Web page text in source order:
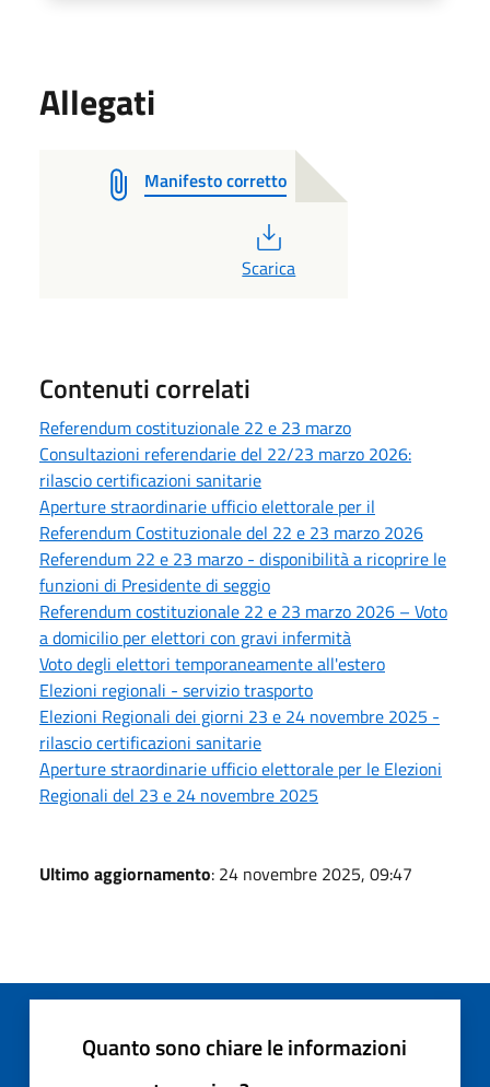
Allegati
Manifesto corretto
Scarica
Contenuti correlati
Referendum costituzionale 22 e 23 marzo
Consultazioni referendarie del 22/23 marzo 2026:
rilascio certificazioni sanitarie
Aperture straordinarie ufficio elettorale per il
Referendum Costituzionale del 22 e 23 marzo 2026
Referendum 22 e 23 marzo - disponibilità a ricoprire le
funzioni di Presidente di seggio
Referendum costituzionale 22 e 23 marzo 2026 – Voto
a domicilio per elettori con gravi infermità
Voto degli elettori temporaneamente all'estero
Elezioni regionali - servizio trasporto
Elezioni Regionali dei giorni 23 e 24 novembre 2025 -
rilascio certificazioni sanitarie
Aperture straordinarie ufficio elettorale per le Elezioni
Regionali del 23 e 24 novembre 2025
Ultimo aggiornamento: 24 novembre 2025, 09:47
Quanto sono chiare le informazioni